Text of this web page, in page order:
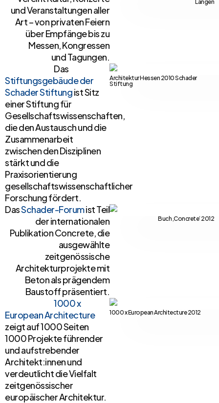
und Veranstaltungen aller
Art – von privaten Feiern
über Empfänge bis zu
Messen, Kongressen
und Tagungen.
Langen
Architektur Hessen 2010 Schader
Stiftung
Das
Stiftungsgebäude der
Schader Stiftungist Sitz
einer Stiftung für
Gesellschaftswissenschaften,
die den Austausch und die
Zusammenarbeit
zwischen den Disziplinen
stärkt und die
Praxisorientierung
gesellschaftswissenschaftlicher
Forschung fördert.
DasSchader-Forumist Teil
der internationalen
Publikation Concrete, die
ausgewählte
zeitgenössische
Architekturprojekte mit
Beton als prägendem
Baustoff präsentiert.
Buch ‚Concrete‘ 2012
1000 x European Architecture 2012
1000 x
European Architecture
zeigt auf 1000 Seiten
1000 Projekte führender
und aufstrebender
Architekt:innen und
verdeutlicht die Vielfalt
zeitgenössischer
europäischer Architektur.